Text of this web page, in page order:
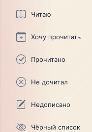
Читаю
Хочу прочитать
Прочитано
Не дочитал
Недописано
Чёрный список